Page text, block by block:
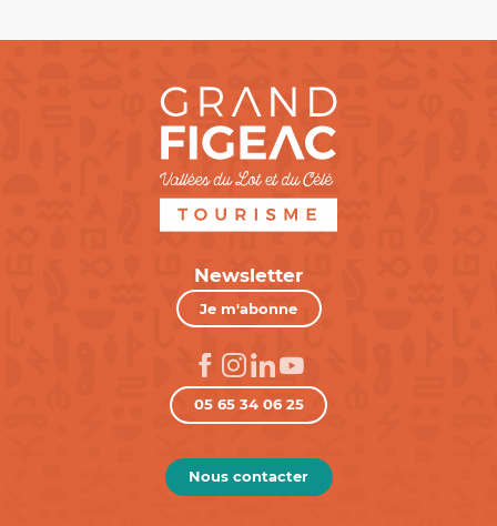
Newsletter
Je m'abonne
05 65 34 06 25
Nous contacter